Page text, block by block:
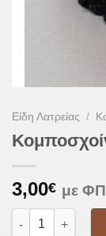
Είδη Λατρείας /
3,00€ με
Κομποσχοίνι